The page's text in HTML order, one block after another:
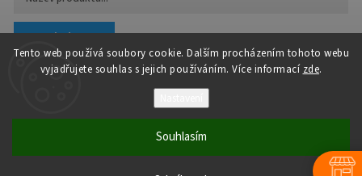
Tento web používá soubory cookie. Dalším procházením tohoto webu
vyjadřujete souhlas s jejich používáním. Více informací zde.
Souhlasím
Hledat
Copyright 2026Besteco s.r.o.. Všechna práva vyhrazena.